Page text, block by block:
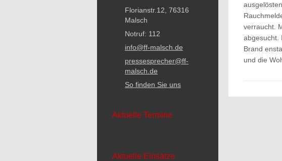
verraucht.
abgesucht.
Brand
und die
Florianstr.12, 76316
Malsch
Notruf: 112
info@ff-malsch.de
pressesprecher@ff-
malsch.de
So finden Sie uns
Aktuelle Termine
Aktuelle Einsätze